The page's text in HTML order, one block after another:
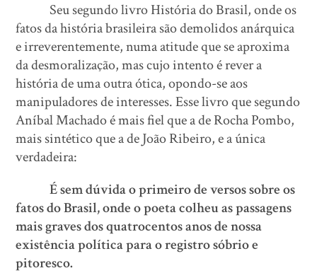
Seu segundo livro História do Brasil, onde os
fatos da história brasileira são demolidos anárquica
e irreverentemente, numa atitude que se aproxima
da desmoralização, mas cujo intento é rever a
história de uma outra ótica, opondo-se aos
manipuladores de interesses. Esse livro que segundo
Aníbal Machado é mais fiel que a de Rocha Pombo,
mais sintético que a de João Ribeiro, e a única
verdadeira:
É sem dúvida o primeiro de versos sobre os
fatos do Brasil, onde o poeta colheu as passagens
mais graves dos quatrocentos anos de nossa
existência política para o registro sóbrio e
pitoresco.